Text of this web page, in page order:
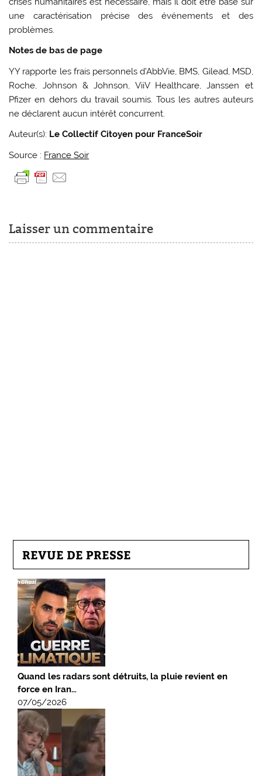
une caractérisation précise des événements et des
problèmes.
Notes de bas de page
YY rapporte les frais personnels d’AbbVie, BMS, Gilead, MSD,
Roche, Johnson & Johnson, ViiV Healthcare, Janssen et
Pfizer en dehors du travail soumis. Tous les autres auteurs
ne déclarent aucun intérêt concurrent.
Auteur(s): Le Collectif Citoyen pour FranceSoir
Source : France Soir
Laisser un commentaire
REVUE DE PRESSE
Quand les radars sont détruits, la pluie revient en
force en Iran…
07/05/2026